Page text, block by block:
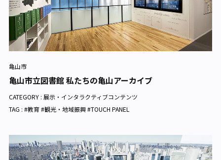
亀山市
亀山市立図書館 私たちの亀山アーカイブ
CATEGORY : 展示・インタラクティブコンテンツ
TAG : #教育 #観光・地域振興 #TOUCH PANEL